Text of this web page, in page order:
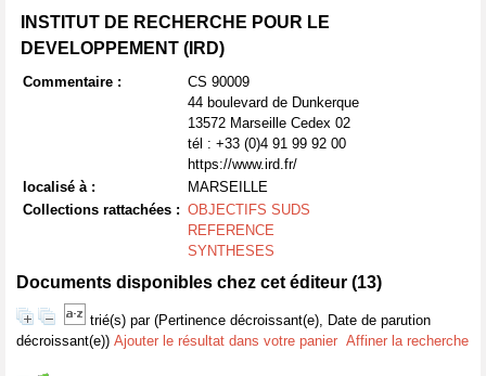
INSTITUT DE RECHERCHE POUR LE
DEVELOPPEMENT (IRD)
Commentaire :
CS 90009
44 boulevard de Dunkerque
13572 Marseille Cedex 02
tél : +33 (0)4 91 99 92 00
https://www.ird.fr/
localisé à :
MARSEILLE
Collections rattachées : OBJECTIFS SUDS
REFERENCE
SYNTHESES
Documents disponibles chez cet éditeur (13)
trié(s) par (Pertinence décroissant(e), Date de parution
décroissant(e)) Ajouter le résultat dans votre panier Affiner la recherche